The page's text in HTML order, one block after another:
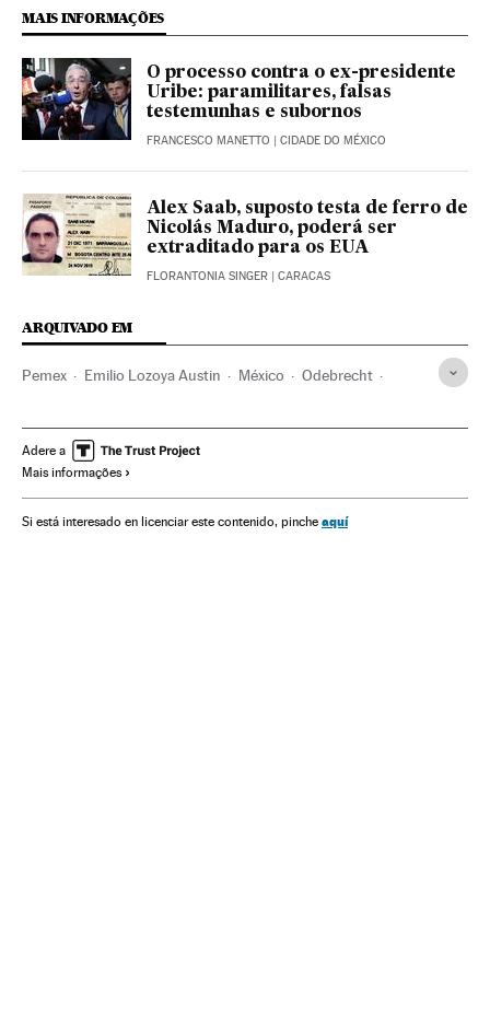
MAIS INFORMAÇÕES
O processo contra o ex-presidente
Uribe: paramilitares, falsas
testemunhas e subornos
FRANCESCO MANETTO | CIDADE DO MÉXICO
Alex Saab, suposto testa de ferro de
Nicolás Maduro, poderá ser
extraditado para os EUA
FLORANTONIA SINGER | CARACAS
ARQUIVADO EM
Pemex Emilio Lozoya Austin México Odebrecht
Sobornos Enrique Peña Nieto
Andrés Manuel López Obrador
Investigación judicial
Adere a
Mais informações
Si está interesado en licenciar este contenido, pinche aquí